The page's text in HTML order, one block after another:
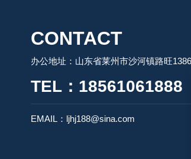
CONTACT
办公地址：山东省莱州市沙河镇路旺
TEL：18561061888
EMAIL：ljhj188@sina.com